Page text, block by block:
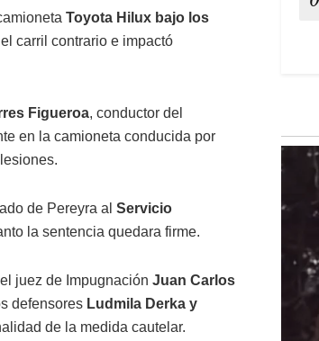
Toyota Hilux bajo los
carril contrario e impactó
Figueroa, conductor del
en la camioneta conducida por
de Pereyra al Servicio
la sentencia quedara firme.
juez de Impugnación Juan Carlos
defensores Ludmila Derka y
de la medida cautelar.